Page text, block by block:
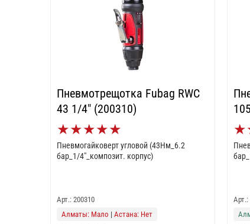
Пневмотрещотка Fubag RWC
43 1/4" (200310)
★★★★★
Пневмогайковерт угловой (43Нм_6.2
бар_1/4"_композит. корпус)
Арт.: 200310
Алматы: Мало | Астана: Нет
★
Арт.: